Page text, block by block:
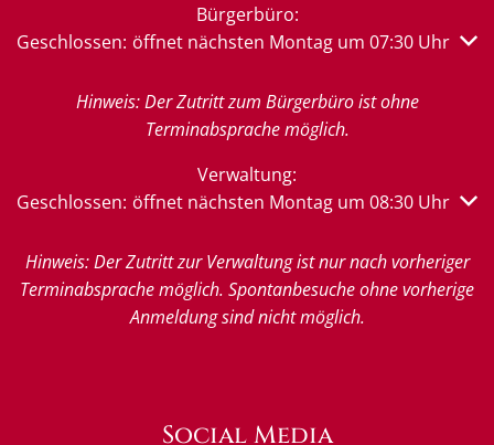
Bürgerbüro:
Klicken, um weitere Öffnungs- oder Schließzeiten
Geschlossen: öffnet nächsten Montag um 07:30 Uhr
Hinweis: Der Zutritt zum Bürgerbüro ist ohne
Terminabsprache möglich.
Verwaltung:
Klicken, um weitere Öffnungs- oder Schließzeiten
Geschlossen: öffnet nächsten Montag um 08:30 Uhr
Hinweis: Der Zutritt zur Verwaltung ist nur nach vorheriger
Terminabsprache möglich. Spontanbesuche ohne vorherige
Anmeldung sind nicht möglich.
Social Media